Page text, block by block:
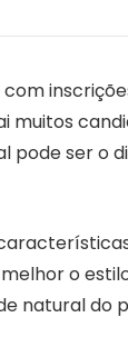
muitos
pode ser o
o
natural do